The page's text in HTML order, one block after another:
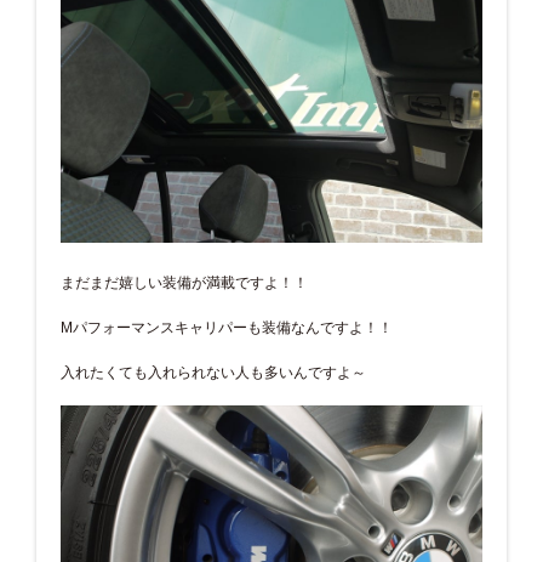
まだまだ嬉しい装備が満載ですよ！！
Mパフォーマンスキャリパーも装備なんですよ！！
入れたくても入れられない人も多いんですよ～